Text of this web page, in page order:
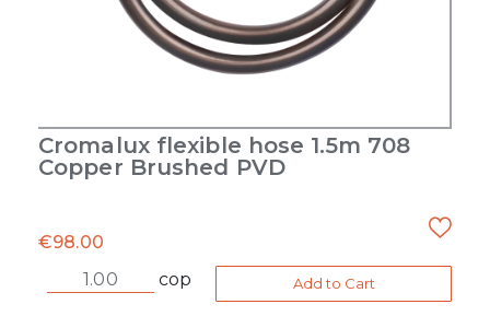
Cromalux flexible hose 1.5m 708
Copper Brushed PVD
€98.00
cop
Add to Cart